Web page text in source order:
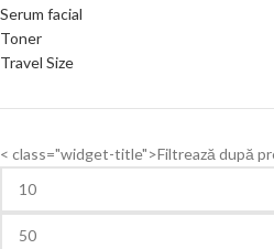
Serum facial
Toner
Travel Size
< class="widget-title">Filtrează după